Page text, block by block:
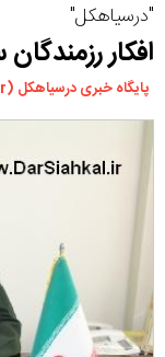
"درسیاهکل"
افکار
پایگاه خبری درسیاهکل (DarSiahkal.ir)